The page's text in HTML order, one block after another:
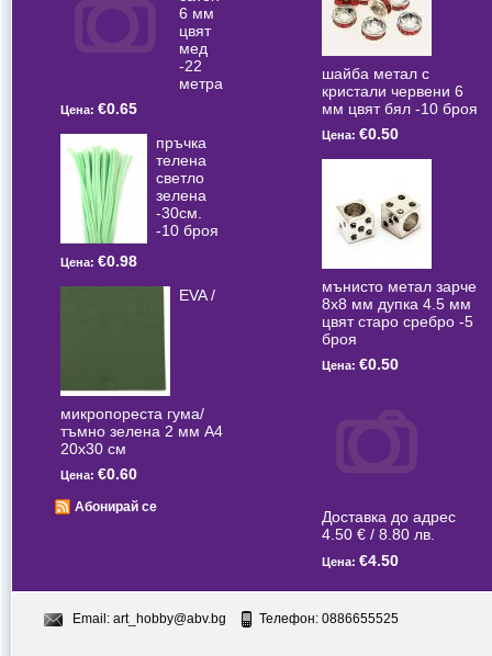
6 мм
цвят
мед
-22
метра
Цена: €0.65
пръчка
телена
светлo
зелена
-30см.
-10 броя
Цена: €0.98
EVA /
микропореста гума/
тъмно зелена 2 мм А4
20x30 см
Цена: €0.60
Абонирай се
шайба метал с
кристали червени 6
мм цвят бял -10 броя
Цена: €0.50
мънисто метал зарче
8x8 мм дупка 4.5 мм
цвят старо сребро -5
броя
Цена: €0.50
Доставка до адрес
4.50 € / 8.80 лв.
Цена: €4.50
Email: art_hobby@abv.bg Телефон: 0886655525